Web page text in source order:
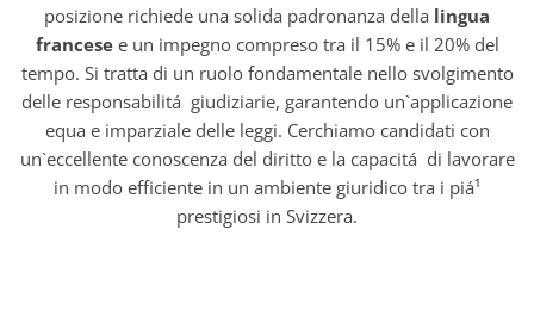
posizione richiede una solida padronanza della lingua
francesee un impegno compreso tra il 15% e il 20% del
tempo. Si tratta di un ruolo fondamentale nello svolgimento
delle responsabilitá giudiziarie, garantendo un`applicazione
equa e imparziale delle leggi. Cerchiamo candidati con
un`eccellente conoscenza del diritto e la capacitá di lavorare
in modo efficiente in un ambiente giuridico tra i piá¹
prestigiosi in Svizzera.